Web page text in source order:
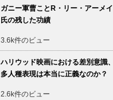
ガニー軍曹ことR・リー・アーメイ
氏の残した功績
3.6k件のビュー
ハリウッド映画における差別意識、
多人種表現は本当に正義なのか？
2.6k件のビュー